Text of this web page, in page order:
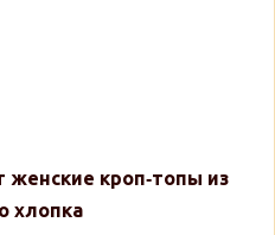
женские кроп‑топы из
хлопка